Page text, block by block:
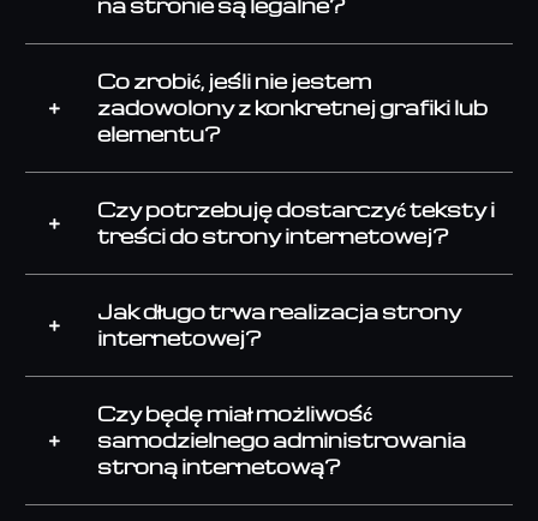
Co zrobić, jeśli nie jestem
zadowolony z konkretnej grafiki lub
elementu?
Czy potrzebuję dostarczyć teksty i
treści do strony internetowej?
Jak długo trwa realizacja strony
internetowej?
Czy będę miał możliwość
samodzielnego administrowania
stroną internetową?